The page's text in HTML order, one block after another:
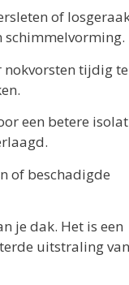
of
schimmelvorming.
nokvorsten tijdig te
een betere
of beschadigde
je dak. Het is een
uitstraling